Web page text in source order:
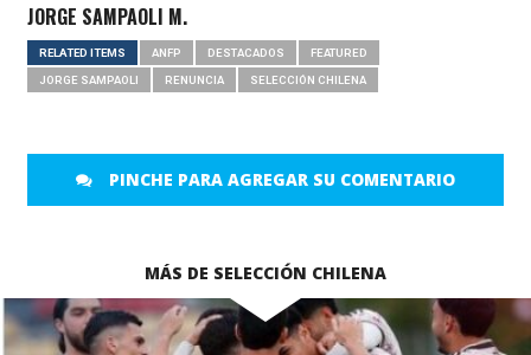
JORGE SAMPAOLI M.
RELATED ITEMS ANFP DESTACADOS FEATURED
JORGE SAMPAOLI RENUNCIA SELECCIÓN CHILENA
PINCHE PARA AGREGAR SU COMENTARIO
MÁS DE SELECCIÓN CHILENA